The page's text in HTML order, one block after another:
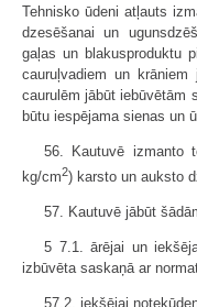
Tehnisko ūdeni atļauts
dzesēšanai un
gaļas un blakusproduktu
cauruļvadiem un
caurulēm jābūt iebūvētām
būtu iespējama sienas un
56. Kautuvē izmanto
kg/cm2) karsto un auksto
57. Kautuvē jābūt
5 7.1. ārējai un
izbūvēta saskaņā ar
57.2. iekšējai